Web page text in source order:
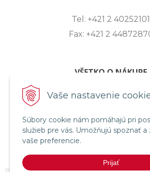
Vaše nastavenie
Súbory cookie nám pomáhajú pri
služieb pre vás. Umožňujú spoznať
vaše preferencie.
Prijať
Tel: +421 2 40252101
Fax: +421 2
VŠETKO O NÁKUPE
ZASLANIE OTÁZKY
OBCHODNÉ
REKLAMAČNÝ